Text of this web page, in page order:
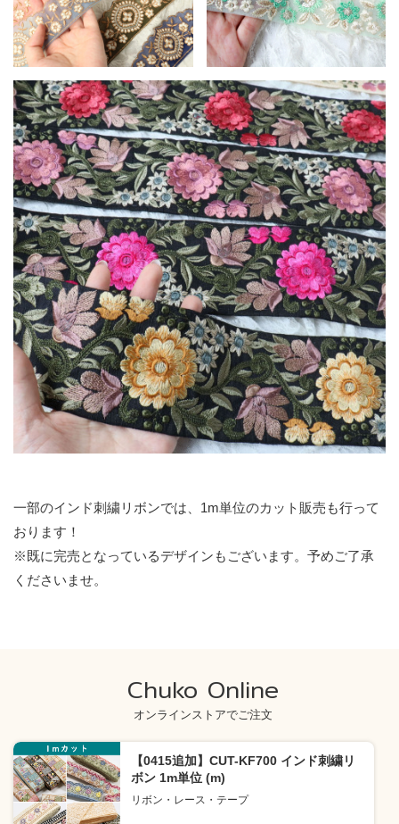
一部のインド刺繍リボンでは、1m単位のカット販売も行って
おります！
※既に完売となっているデザインもございます。予めご了承
くださいませ。
Chuko Online
オンラインストアでご注文
【0415追加】CUT-KF700 インド刺繍リ
ボン 1m単位 (m)
リボン・レース・テープ